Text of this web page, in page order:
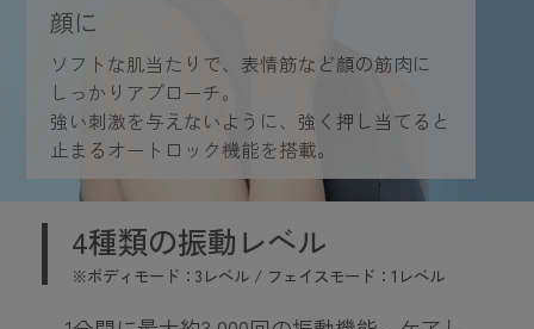
顔に
ソフトな肌当たりで、表情筋など顔の筋肉に
しっかりアプローチ。
強い刺激を与えないように、強く押し当てると
止まるオートロック機能を搭載。
4種類の振動レベル
※ボディモード：3レベル / フェイスモード：1レベル